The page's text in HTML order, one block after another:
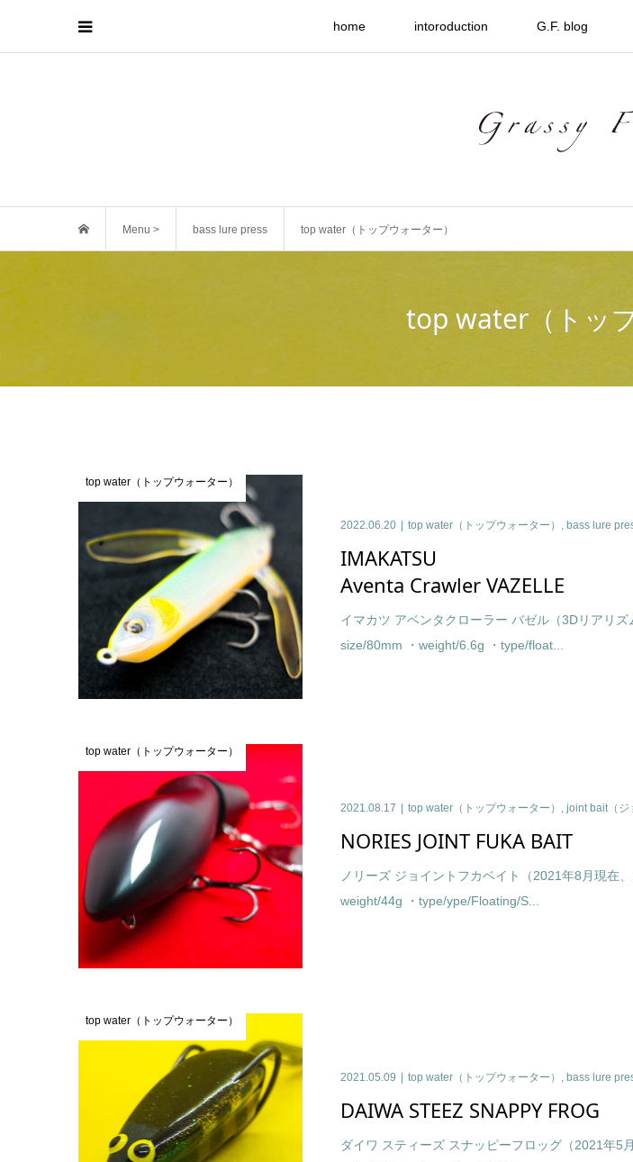
home intoroduction G.F. blog
Menu > bass lure press top water（トップウォーター）
top water（トッ
top water（トップウォーター）
2022.06.20 top water（トップウォーター） ,bass lure
IMAKATSU
Aventa Crawler VAZELLE
イマカツ アベンタクローラー バゼル（3Dリアリズ
size/80mm ・weight/6.6g ・type/float...
top water（トップウォーター）
2021.08.17 top water（トップウォーター） ,joint bait（ジ
NORIES JOINT FUKA BAIT
ノリーズ ジョイントフカベイト（2021年8月現在
weight/44g ・type/ype/Floating/S...
top water（トップウォーター）
2021.05.09 top water（トップウォーター） , bass lure
DAIWA STEEZ SNAPPY FROG
ダイワ スティーズ スナッピーフロッグ（2021年5